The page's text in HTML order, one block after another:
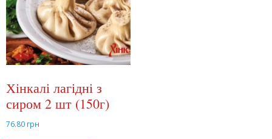
Хінкалі лагідні з
сиром 2 шт (150г)
76.80 грн